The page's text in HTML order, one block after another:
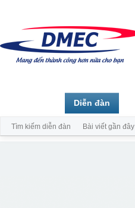
Diễn đàn
Tìm kiếm diễn đàn Bài viết gần đây